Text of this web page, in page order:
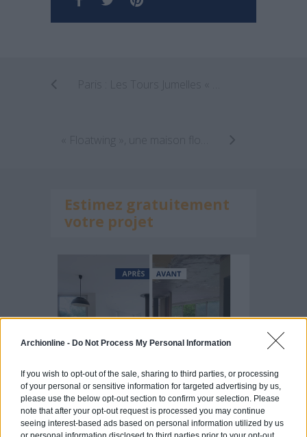
Archionline - Do Not Process My Personal Information
If you wish to opt-out of the sale, sharing to third parties, or processing
of your personal or sensitive information for targeted advertising by us,
please use the below opt-out section to confirm your selection. Please
note that after your opt-out request is processed you may continue
seeing interest-based ads based on personal information utilized by us
Estimez gratuitement
votre projet